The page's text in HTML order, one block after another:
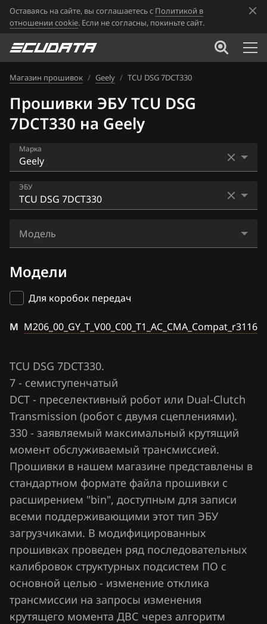
Оставаясь на сайте, вы соглашаетесь с Политикой в
отношении cookie. Если не согласны, покиньте сайт.
Магазин прошивок / Geely / TCU DSG 7DCT330
Прошивки ЭБУ TCU DSG
7DCT330 на Geely
Марка
Acura
Alfa Romeo
ATLAS
BAIC
BAW
Bentley
Brilliance
BYD
Cadillac
Changan
Chenglong
Chevrolet
Chrysler
Citroen
Dacia
Daewoo
ЭБУ
Bosch ME17.8.8.1
Bosch ME7.8.8
Bosch MED17.8.10
Bosch MG1US708
Delphi MT22.1
Delphi MT22.5
Delphi MT22U
TCM DSI 575F6 (BTR DSI-6 M11) (400НМ)
TCU DSG 7DCT330
Модель
16
Модели
Для коробок передач
M M206_00_GY_T_V00_C00_T1_AC_CMA_Compat_r3116
TCU DSG 7DCT330.
7 - семиступенчатый
DCT - преселективный робот или Dual-Clutch
Transmission (робот с двумя сцеплениями).
330 - заявляемый максимальный крутящий
момент обслуживаемый трансмиссией.
Прошивки в нашем магазине представлены в
стандартном формате файла прошивки с
расширением "bin", доступным для записи
всеми поддерживающими этот тип ЭБУ
загрузчиками. В модифицированных
прошивках проведен ряд последовательных
калибровок структурных подсистем ПО с
основной целью - изменение отклика
трансмиссии на запросы изменения
крутящего момента ДВС через алгоритм